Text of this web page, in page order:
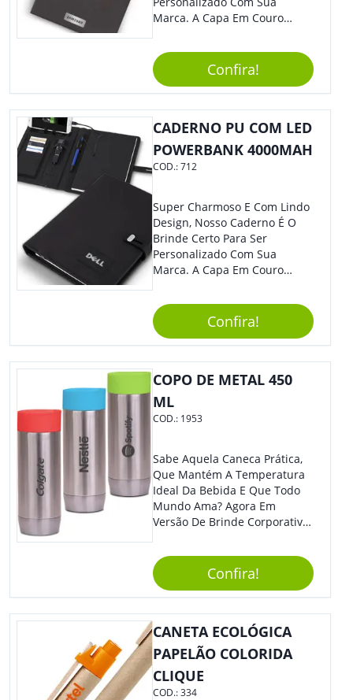
Marca. A Capa Em Couro
Elástico Permite Maior
Segurança Ao Carregá-Lo.
Ofereça A Seus Clientes E
Colaboradores, Sem Dúvidas
Eles Irão Adorar.
Confira!
CADERNO PU COM LED
POWERBANK 4000MAH
COD.:712
Super Charmoso E Com Lindo
Design, Nosso Caderno É O
Brinde Certo Para Ser
Personalizado Com Sua
Marca. A Capa Em Couro
Elástico Permite Maior
Segurança Ao Carregá-Lo.
Ofereça A Seus Clientes E
Colaboradores, Sem Dúvidas
Eles Irão Adorar.
Confira!
COPO DE METAL 450
ML
COD.: 1953
Sabe Aquela Caneca Prática,
Que Mantém A Temperatura
Ideal Da Bebida E Que Todo
Mundo Ama? Agora Em
Versão De Brinde Corporativo
Sua Marca Com Muito Estilo E
Acrescentar Ainda Mais
Praticidade À Eventos E Feiras
De Exposição.
Confira!
CANETA ECOLÓGICA
PAPELÃO COLORIDA
CLIQUE
COD.:334